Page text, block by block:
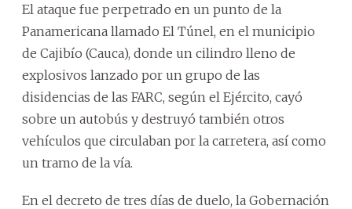
El ataque fue perpetrado en un punto de la
Panamericana llamado El Túnel, en el municipio
de Cajibío (Cauca), donde un cilindro lleno de
explosivos lanzado por un grupo de las
disidencias de las FARC, según el Ejército, cayó
sobre un autobús y destruyó también otros
vehículos que circulaban por la carretera, así como
un tramo de la vía.
En el decreto de tres días de duelo, la Gobernación